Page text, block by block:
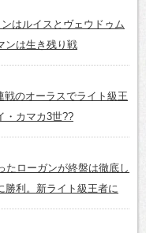
はルイスとヴェウドゥム
ンは生き残り戦
のオーラスでライト級王
・カマカ3世??
たローガンが終盤は徹底し
勝利。新ライト級王者に